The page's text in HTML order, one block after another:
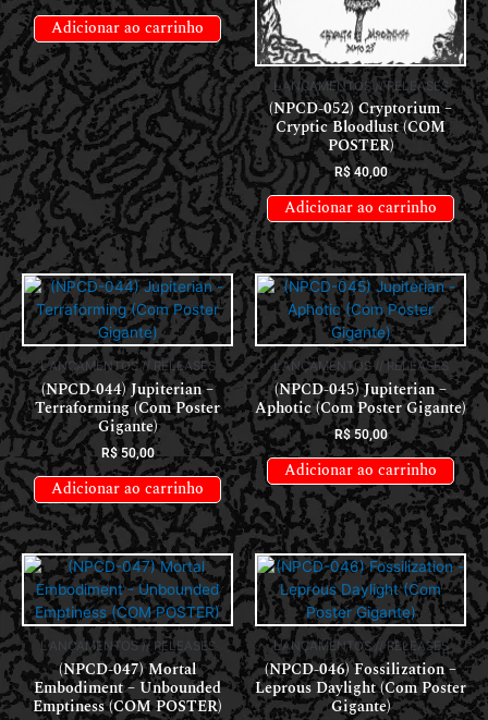
Adicionar ao carrinho
LANÇAMENTOS // RELEASES
(NPCD-052) Cryptorium –
Cryptic Bloodlust (COM
POSTER)
R$40,00
Adicionar ao carrinho
LANÇAMENTOS // RELEASES
(NPCD-044) Jupiterian –
Terraforming (Com Poster
Gigante)
R$50,00
Adicionar ao carrinho
LANÇAMENTOS // RELEASES
(NPCD-045) Jupiterian –
Aphotic (Com Poster Gigante)
R$50,00
Adicionar ao carrinho
LANÇAMENTOS // RELEASES
(NPCD-047) Mortal
Embodiment – Unbounded
Emptiness (COM POSTER)
LANÇAMENTOS // RELEASES
(NPCD-046) Fossilization –
Leprous Daylight (Com Poster
Gigante)